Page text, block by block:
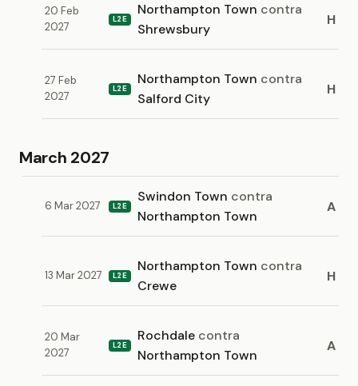
20 Feb
2027
L2E
Northampton Town contra
Shrewsbury
H
27 Feb
2027
L2E
Northampton Town contra
Salford City
H
March 2027
6 Mar 2027 L2E
Swindon Town contra
Northampton Town
A
13 Mar 2027 L2E
Northampton Town contra
Crewe
H
20 Mar
2027
L2E
Rochdale contra
Northampton Town
A